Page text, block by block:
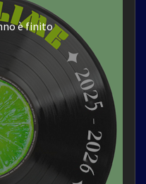
è finito